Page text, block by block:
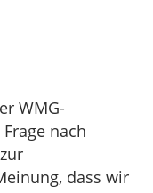
WMG-
nach
dass wir